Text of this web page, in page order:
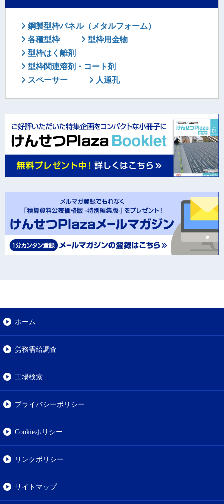
鋼製型枠パネル（メタルフォーム）
各種型枠
型枠用金物
型枠はく離剤
型枠関連溶剤・コート剤
スペーサー
人通孔
ホーム
労務需給調査
工場検索
プライバシーポリシー
Cookieポリシー
リンクポリシー
サイトマップ